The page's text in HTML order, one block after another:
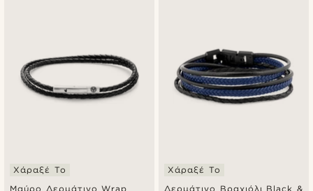
Μαύρο Δερμάτινο Wrap
Χάραξέ Το
Δερμάτινο Βραχιόλι Black &
Χάραξέ Το